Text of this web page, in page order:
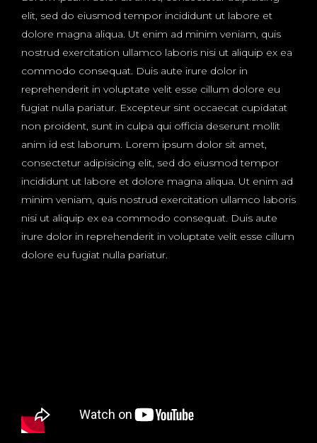
elit, sed do eiusmod tempor incididunt ut labore et
dolore magna aliqua. Ut enim ad minim veniam, quis
nostrud exercitation ullamco laboris nisi ut aliquip ex ea
commodo consequat. Duis aute irure dolor in
reprehenderit in voluptate velit esse cillum dolore eu
fugiat nulla pariatur. Excepteur sint occaecat cupidatat
non proident, sunt in culpa qui officia deserunt mollit
anim id est laborum. Lorem ipsum dolor sit amet,
consectetur adipisicing elit, sed do eiusmod tempor
incididunt ut labore et dolore magna aliqua. Ut enim ad
minim veniam, quis nostrud exercitation ullamco laboris
nisi ut aliquip ex ea commodo consequat. Duis aute
irure dolor in reprehenderit in voluptate velit esse cillum
dolore eu fugiat nulla pariatur.